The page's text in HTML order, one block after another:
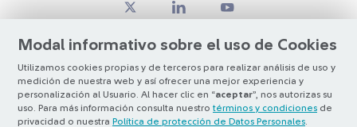
Modal informativo sobre el uso de Cookies
Utilizamos cookies propias y de terceros para realizar análisis de uso y
medición de nuestra web y así ofrecer una mejor experiencia y
personalización al Usuario. Al hacer clic en “aceptar”, nos autorizas su
uso. Para más información consulta nuestro términos y condiciones de
privacidad o nuestra Política de protección de Datos Personales
© Copyright Grupo SURA 2026